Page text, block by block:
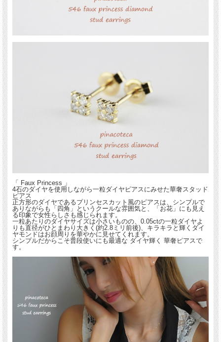
「 Faux Princess 」
4石のダイヤを使用しながら一粒ダイヤピアスにみせた華奢スタッド
ピアス
正方形のダイヤであるプリンセスカット風のピアスは、シンプルで
ありながらも「四角」というクールな雰囲気と、「お花」にも見え
る印象で女性らしさも感じられます。
一粒あたりのダイヤサイズは小さいものの、0.05ctの一粒ダイヤよ
りも直径がひとまわり大きく(約2.8ミリ前後)、キラキラと輝くダイ
ヤモンドはお顔周りを華やかに見せてくれます。
シンプルだからこそ普段使いにも最適な ダイヤ輝く 華奢ピアスで
す。